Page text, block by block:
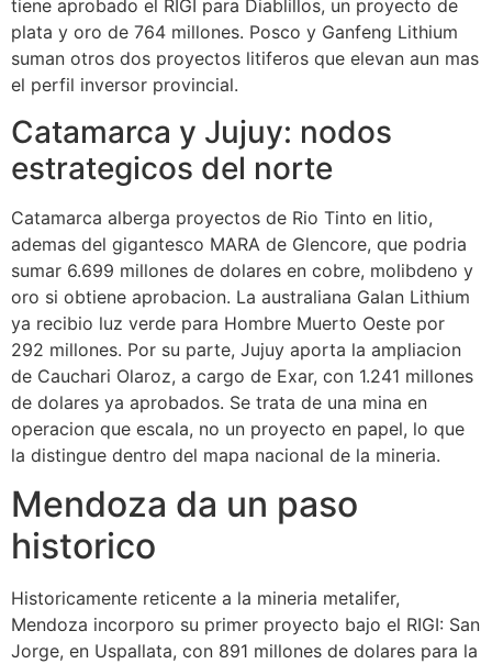
tiene aprobado el RIGI para Diablillos, un proyecto de
plata y oro de 764 millones. Posco y Ganfeng Lithium
suman otros dos proyectos litiferos que elevan aun mas
el perfil inversor provincial.
Catamarca y Jujuy: nodos
estrategicos del norte
Catamarca alberga proyectos de Rio Tinto en litio,
ademas del gigantesco MARA de Glencore, que podria
sumar 6.699 millones de dolares en cobre, molibdeno y
oro si obtiene aprobacion. La australiana Galan Lithium
ya recibio luz verde para Hombre Muerto Oeste por
292 millones. Por su parte, Jujuy aporta la ampliacion
de Cauchari Olaroz, a cargo de Exar, con 1.241 millones
de dolares ya aprobados. Se trata de una mina en
operacion que escala, no un proyecto en papel, lo que
la distingue dentro del mapa nacional de la mineria.
Mendoza da un paso
historico
Historicamente reticente a la mineria metalifer,
Mendoza incorporo su primer proyecto bajo el RIGI: San
Jorge, en Uspallata, con 891 millones de dolares para la